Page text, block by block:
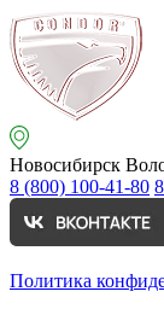
Новосибирск
8 (800) 100-41-80
Политика